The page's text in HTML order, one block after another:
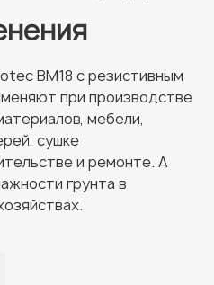
BM18 с резистивным
при производстве
мебели,
сушке
и ремонте. А
грунта в